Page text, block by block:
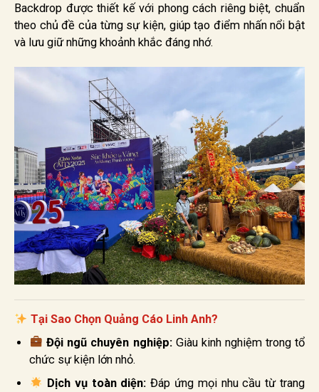
Backdrop được thiết kế với phong cách riêng biệt, chuẩn
theo chủ đề của từng sự kiện, giúp tạo điểm nhấn nổi bật
và lưu giữ những khoảnh khắc đáng nhớ.
Tại Sao Chọn Quảng Cáo Linh Anh?
Đội ngũ chuyên nghiệp:Giàu kinh nghiệm trong tổ
chức sự kiện lớn nhỏ.
Dịch vụ toàn diện: Đáp ứng mọi nhu cầu từ trang